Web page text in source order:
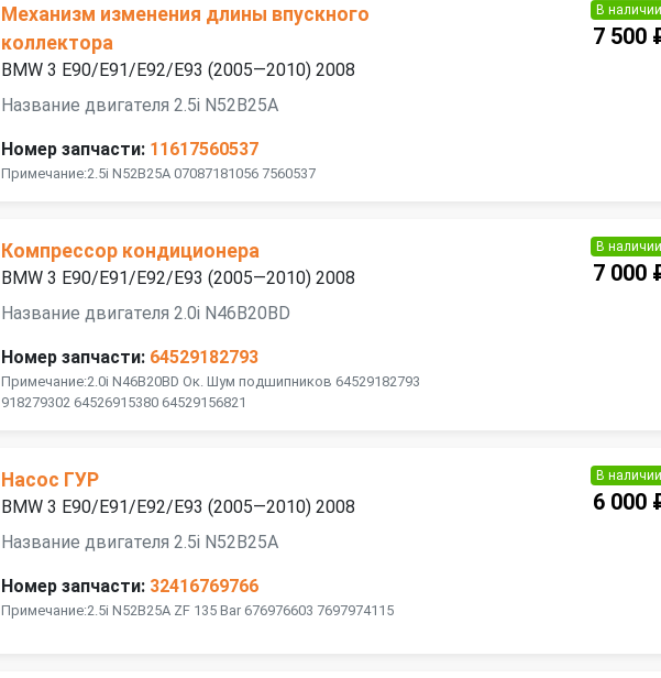
Механизм изменения длины впускного
коллектора
BMW 3 E90/E91/E92/E93 (2005—2010) 2008
Название двигателя 2.5i N52B25A
Номер запчасти: 11617560537
Примечание:2.5i N52B25A 07087181056 7560537
В наличии
7 500
Компрессор кондиционера
BMW 3 E90/E91/E92/E93 (2005—2010) 2008
Название двигателя 2.0i N46B20BD
Номер запчасти: 64529182793
Примечание:2.0i N46B20BD Ок. Шум подшипников 64529182793
918279302 64526915380 64529156821
В наличии
7 000
Насос ГУР
BMW 3 E90/E91/E92/E93 (2005—2010) 2008
Название двигателя 2.5i N52B25A
Номер запчасти: 32416769766
Примечание:2.5i N52B25A ZF 135 Bar 676976603 7697974115
В наличии
6 000